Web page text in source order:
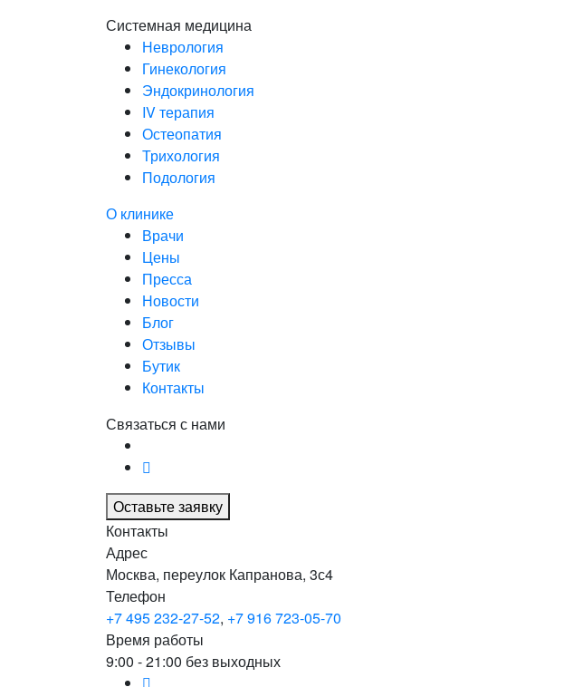
Системная медицина
Неврология
Гинекология
Эндокринология
IV терапия
Остеопатия
Трихология
Подология
О клинике
Врачи
Цены
Пресса
Новости
Блог
Отзывы
Бутик
Контакты
Связаться с нами
Оставьте заявку
Контакты
Адрес
Москва, переулок Капранова, 3с4
Телефон
+7 495 232-27-52, +7 916 723-05-70
Время работы
9:00 - 21:00 без выходных